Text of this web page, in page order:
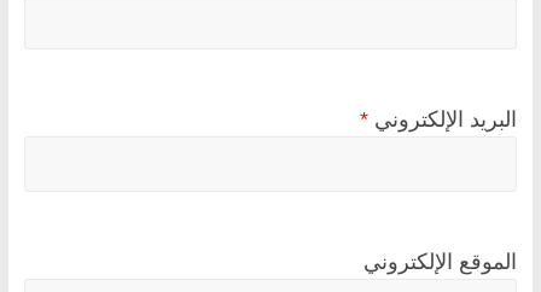
البريد الإلكتروني *
الموقع الإلكتروني